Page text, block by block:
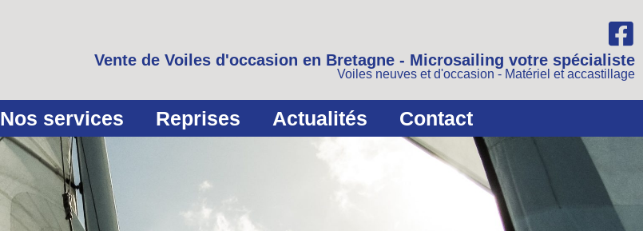
Vente de Voiles d'occasion en Bretagne - Microsailing votre spécialiste
Voiles neuves et d'occasion - Matériel et accastillage
Nos services Reprises Actualités Contact